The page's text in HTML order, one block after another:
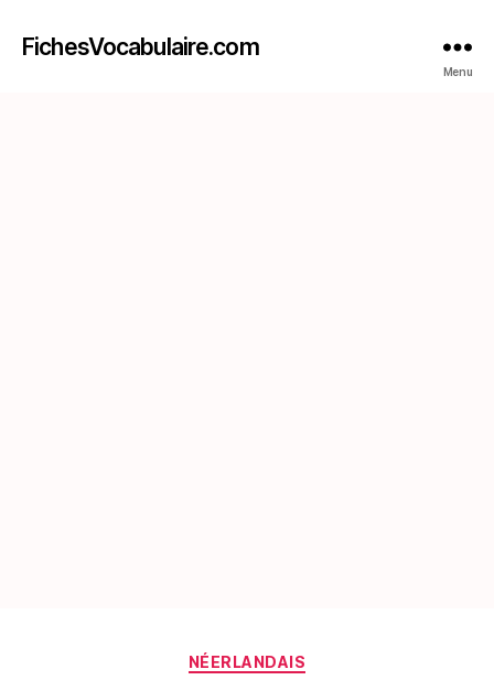
FichesVocabulaire.com
Menu
Catégories
NÉERLANDAIS